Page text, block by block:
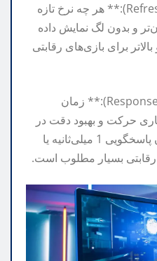
* **نرخ تازه سازی (Refresh Rate):** هر چه نرخ تازه
و بدون لگ نمایش داده
144 هرتز و بالاتر برای بازی‌های رقابتی
* **زمان پاسخگویی (Response Time):** زمان
حرکت و بهبود دقت در
بازی‌های سریع می‌شود. زمان پاسخگویی 1 میلی‌ثانیه یا
بسیار مطلوب است.